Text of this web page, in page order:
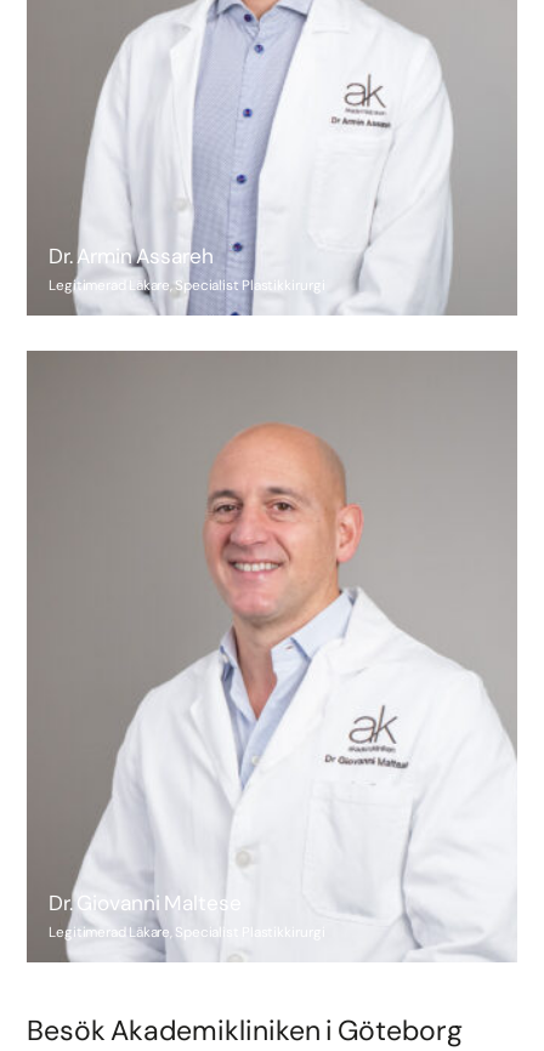
Dr. Armin Assareh
Legitimerad Läkare, Specialist Plastikkirurgi
Dr. Giovanni Maltese
Legitimerad Läkare, Specialist Plastikkirurgi
Besök Akademikliniken i Göteborg